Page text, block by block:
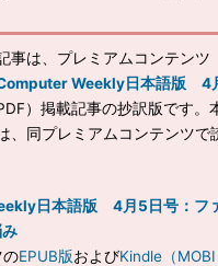
事は、プレミアムコンテンツ
Weekly日本語版 4
PDF）掲載記事の抄訳版です。
、同プレミアムコンテンツで
日本語版 4月5日号：フ
のEPUB版およびKindle（